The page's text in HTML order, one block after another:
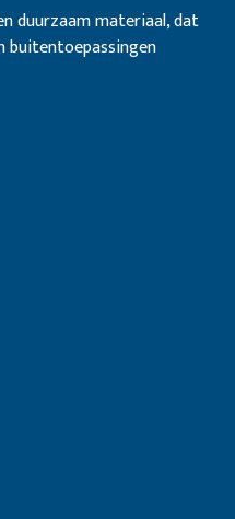
duurzaam materiaal, dat
buitentoepassingen